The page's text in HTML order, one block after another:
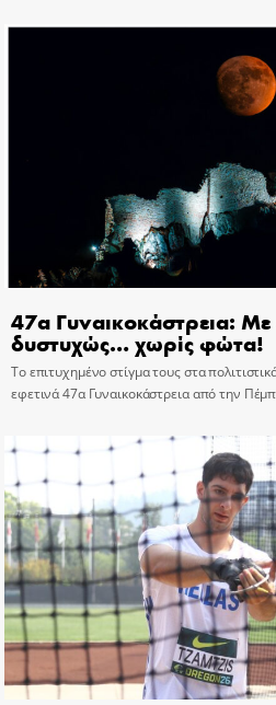
47α Γυναικοκάστρεια: Με
δυστυχώς… χωρίς φώτα!
Το επιτυχημένο στίγμα τους στα
εφετινά 47α Γυναικοκάστρεια από την